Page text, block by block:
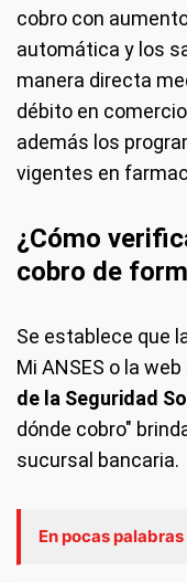
cobro con
automática y los
manera directa
débito en
además los
vigentes en
¿Cómo
cobro de
Se establece que
Mi ANSES o la web
de la Seguridad
dónde cobro"
sucursal bancaria.
En pocas palabras